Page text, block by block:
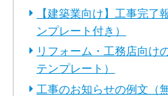
【建築業向け】工事完了
ンプレート付き）
リフォーム・工務店向け
テンプレート）
工事のお知らせの例文（